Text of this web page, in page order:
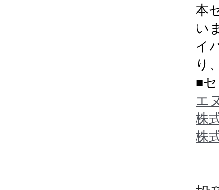
本
い
イ
り
■
エ
株
株